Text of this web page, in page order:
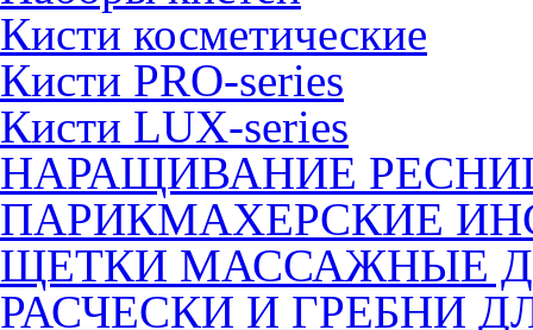
Кисти косметические
Кисти PRO-series
Кисти LUX-series
НАРАЩИВАНИЕ
ПАРИКМАХЕРСКИЕ
ЩЕТКИ МАССАЖНЫЕ
РАСЧЕСКИ И ГРЕБНИ